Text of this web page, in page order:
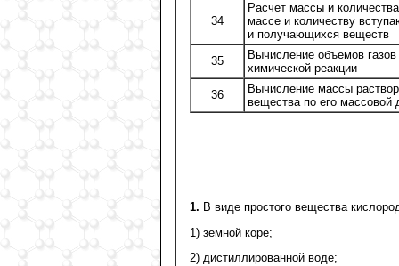
34
Расчет массы и
массе и количеству
и получающихся веществ
35
Вычисление объемов
химической реакции
36
Вычисление массы
вещества по его массовой
1. В виде простого вещества
1) земной коре;
2) дистиллированной воде;